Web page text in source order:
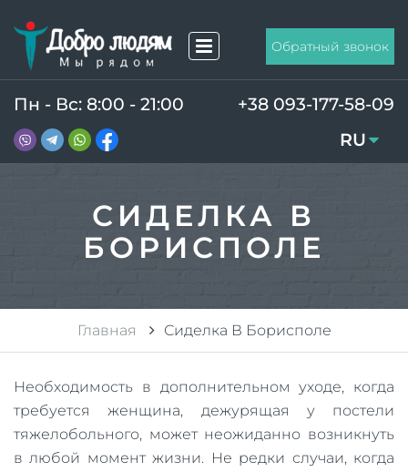
Обратный звонок
Пн - Вс: 8:00 - 21:00
+38 093-177-58-09
RU
UA
СИДЕЛКА В
БОРИСПОЛЕ
Главная Сиделка В Борисполе
Необходимость в дополнительном уходе, когда
требуется женщина, дежурящая у постели
тяжелобольного, может неожиданно возникнуть
в любой момент жизни. Не редки случаи, когда